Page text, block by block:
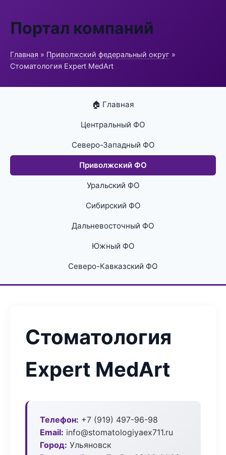
Портал компаний
Главная » Приволжский федеральный округ »
Стоматология Expert MedArt
🏠 Главная
Центральный ФО
Северо-Западный ФО
Приволжский ФО
Уральский ФО
Сибирский ФО
Дальневосточный ФО
Южный ФО
Северо-Кавказский ФО
Стоматология
Expert MedArt
Телефон: +7 (919) 497-96-98
Email: info@stomatologiyaex711.ru
Город: Ульяновск